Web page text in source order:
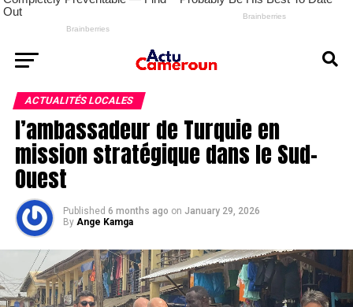
ACTUALITÉS LOCALES
l’ambassadeur de Turquie en
mission stratégique dans le Sud-
Ouest
Published 6 months ago on January 29, 2026
By Ange Kamga